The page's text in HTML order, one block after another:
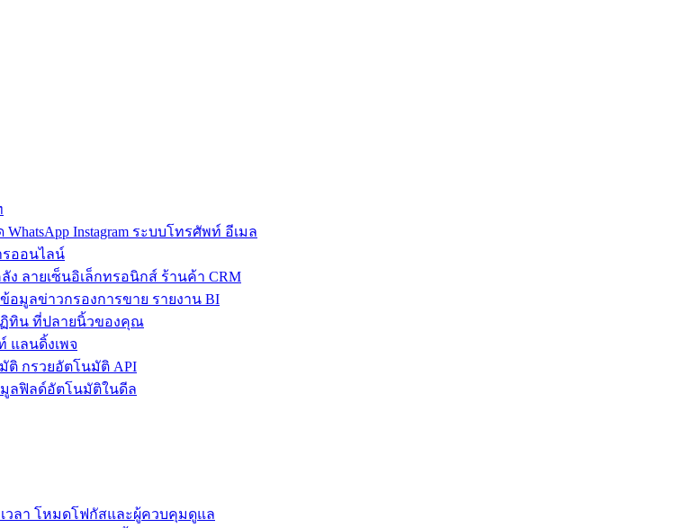
Instagram ระบบโทรศัพท์ อีเมล
รออนไลน์
ง ลายเซ็นอิเล็กทรอนิกส์ ร้านค้า CRM
อมูลข่าวกรองการขาย รายงาน BI
ฏิทิน ที่ปลายนิ้วของคุณ
แลนดิ้งเพจ
ติ กรวยอัตโนมัติ API
มูลฟิลด์อัตโนมัติในดีล
วลา โหมดโฟกัสและผู้ควบคุมดูแล